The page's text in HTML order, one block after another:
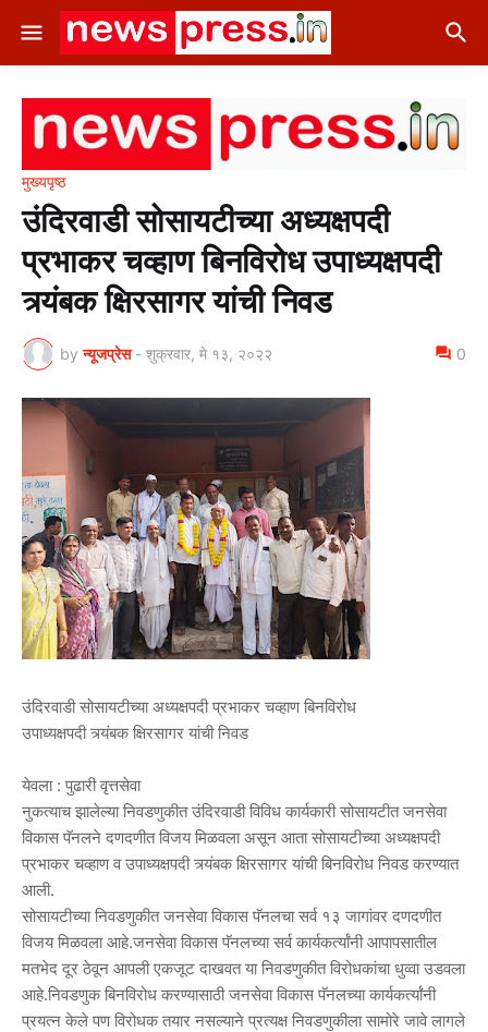
मुख्यपृष्ठ
उंदिरवाडी सोसायटीच्या अध्यक्षपदी
प्रभाकर चव्हाण बिनविरोध उपाध्यक्षपदी
त्र्यंबक क्षिरसागर यांची निवड
by न्यूजप्रेस - शुक्रवार, मे १३, २०२२ 0
उंदिरवाडी सोसायटीच्या अध्यक्षपदी प्रभाकर चव्हाण बिनविरोध
उपाध्यक्षपदी त्र्यंबक क्षिरसागर यांची निवड
येवला : पुढारी वृत्तसेवा
नुकत्याच झालेल्या निवडणुकीत उंदिरवाडी विविध कार्यकारी सोसायटीत जनसेवा
विकास पॅनलने दणदणीत विजय मिळवला असून आता सोसायटीच्या अध्यक्षपदी
प्रभाकर चव्हाण व उपाध्यक्षपदी त्र्यंबक क्षिरसागर यांची बिनविरोध निवड करण्यात
आली.
सोसायटीच्या निवडणुकीत जनसेवा विकास पॅनलचा सर्व १३ जागांवर दणदणीत
विजय मिळवला आहे.जनसेवा विकास पॅनलच्या सर्व कार्यकर्त्यांनी आपापसातील
मतभेद दूर ठेवून आपली एकजूट दाखवत या निवडणुकीत विरोधकांचा धुव्वा उडवला
आहे.निवडणुक बिनविरोध करण्यासाठी जनसेवा विकास पॅनलच्या कार्यकर्त्यांनी
प्रयत्न केले पण विरोधक तयार नसल्याने प्रत्यक्ष निवडणुकीला सामोरे जावे लागले